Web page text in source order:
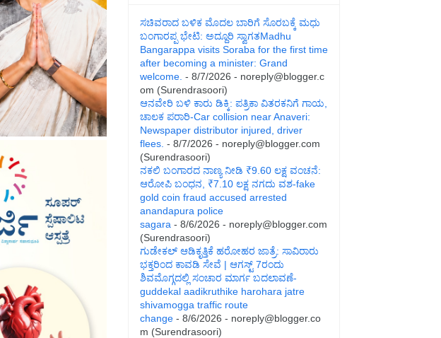
ಸಚಿವರಾದ ಬಳಿಕ ಮೊದಲ ಬಾರಿಗೆ ಸೊರಬಕ್ಕೆ ಮಧು
ಬಂಗಾರಪ್ಪ ಭೇಟಿ: ಅದ್ದೂರಿ ಸ್ವಾಗತMadhu
Bangarappa visits Soraba for the first time
after becoming a minister: Grand
welcome. - 8/7/2026 - noreply@blogger.c
om (Surendrasoori)
ಆನವೇರಿ ಬಳಿ ಕಾರು ಡಿಕ್ಕಿ: ಪತ್ರಿಕಾ ವಿತರಕನಿಗೆ ಗಾಯ,
ಚಾಲಕ ಪರಾರಿ-Car collision near Anaveri:
Newspaper distributor injured, driver
flees. - 8/7/2026 - noreply@blogger.com
(Surendrasoori)
ನಕಲಿ ಬಂಗಾರದ ನಾಣ್ಯ ನೀಡಿ ₹9.60 ಲಕ್ಷ ವಂಚನೆ:
ಆರೋಪಿ ಬಂಧನ, ₹7.10 ಲಕ್ಷ ನಗದು ವಶ-fake
gold coin fraud accused arrested
anandapura police
sagara - 8/6/2026 - noreply@blogger.com
(Surendrasoori)
ಗುಡೇಕಲ್ ಆಡಿಕೃತ್ತಿಕೆ ಹರೋಹರ ಜಾತ್ರೆ: ಸಾವಿರಾರು
ಭಕ್ತರಿಂದ ಕಾವಡಿ ಸೇವೆ | ಆಗಸ್ಟ್ 7ರಂದು
ಶಿವಮೊಗ್ಗದಲ್ಲಿ ಸಂಚಾರ ಮಾರ್ಗ ಬದಲಾವಣೆ-
guddekal aadikruthike harohara jatre
shivamogga traffic route
change - 8/6/2026 - noreply@blogger.co
m (Surendrasoori)